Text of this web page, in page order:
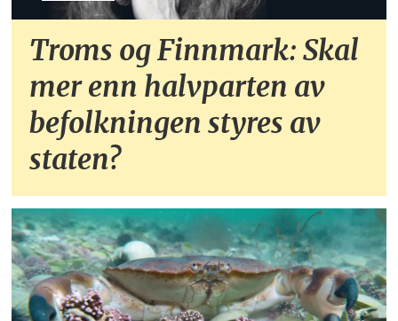
Troms og Finnmark: Skal
mer enn halvparten av
befolkningen styres av
staten?